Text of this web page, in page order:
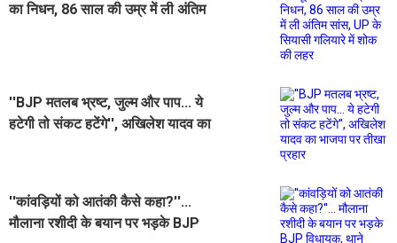
का निधन, 86 साल की उम्र में ली अंतिम
''BJP मतलब भ्रष्ट, जुल्म और पाप... ये
हटेगी तो संकट हटेंगे'', अखिलेश यादव का
''कांवड़ियों को आतंकी कैसे कहा?''...
मौलाना रशीदी के बयान पर भड़के BJP